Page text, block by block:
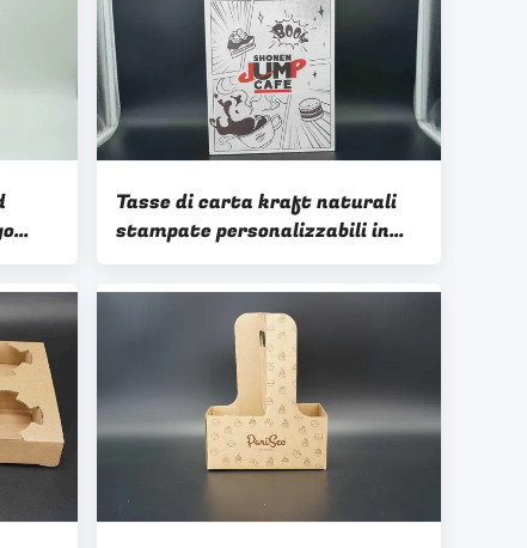
Tasse di carta kraft naturali
stampate personalizzabili in
blocco con maniglie contorte